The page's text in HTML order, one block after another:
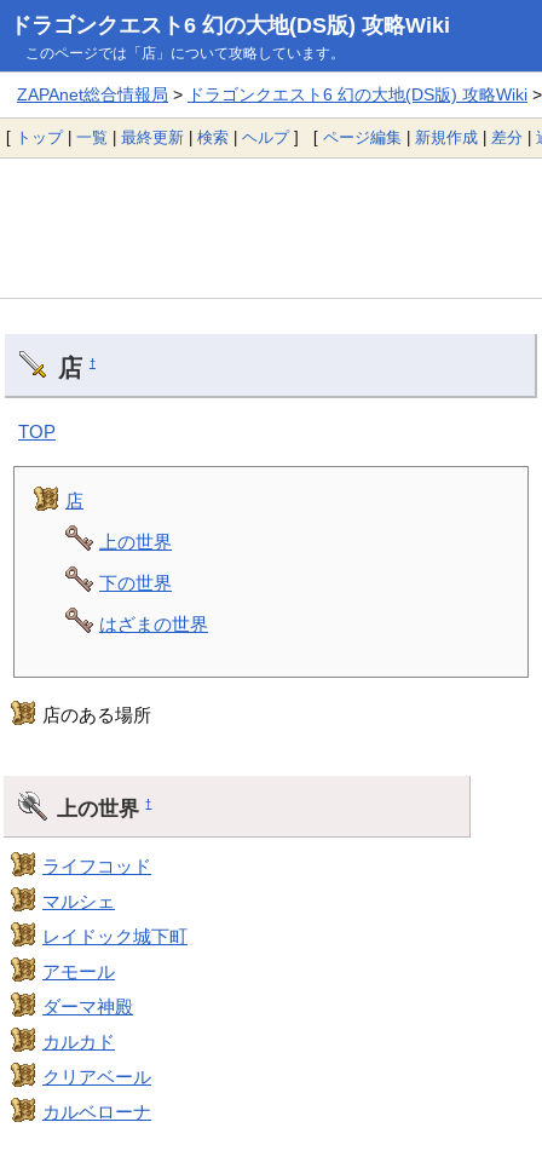
ドラゴンクエスト6 幻の大地(DS版) 攻略Wiki
このページでは「店」について攻略しています。
ZAPAnet総合情報局 > ドラゴンクエスト6 幻の大地(DS版) 攻略Wiki>
[ トップ| 一覧 | 最終更新 | 検索 | ヘルプ] [ ページ編集 | 新規作成 | 差分 |
店 †
TOP
店
上の世界
下の世界
はざまの世界
店のある場所
上の世界†
ライフコッド
マルシェ
レイドック城下町
アモール
ダーマ神殿
カルカド
クリアベール
カルベローナ